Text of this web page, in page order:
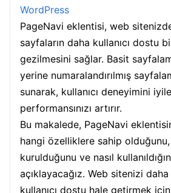
WordPress
PageNavi eklentisi, web
sayfaların daha kullanıcı dostu
gezilmesini sağlar. Basit
yerine numaralandırılmış
sunarak, kullanıcı deneyimini
performansınızı artırır.
Bu makalede, PageNavi
hangi özelliklere sahip olduğunu,
kurulduğunu ve nasıl
açıklayacağız. Web sitenizi
kullanıcı dostu hale getirmek